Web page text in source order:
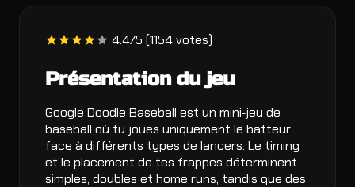
4.4/5 (1154 votes)
Présentation du jeu
Google Doodle Baseball est un mini‑jeu de
baseball où tu joues uniquement le batteur
face à différents types de lancers. Le timing
et le placement de tes frappes déterminent
simples, doubles et home runs, tandis que des